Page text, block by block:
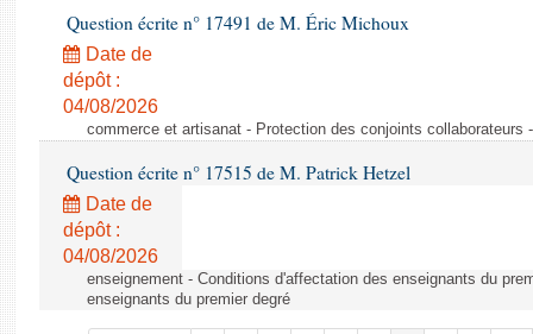
Question écrite n° 17491 de M. Éric Michoux
Date de
dépôt :
04/08/2026
commerce et artisanat - Protection des conjoints collaborateurs
Question écrite n° 17515 de M. Patrick Hetzel
Date de
dépôt :
04/08/2026
enseignement - Conditions d'affectation des enseignants du
enseignants du premier degré